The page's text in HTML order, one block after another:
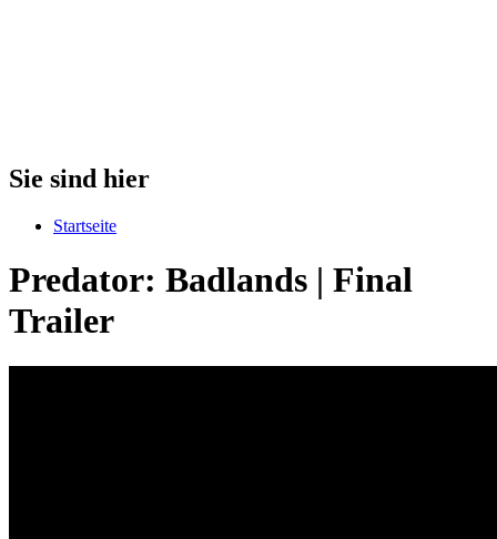
Sie sind hier
Startseite
Predator: Badlands | Final
Trailer